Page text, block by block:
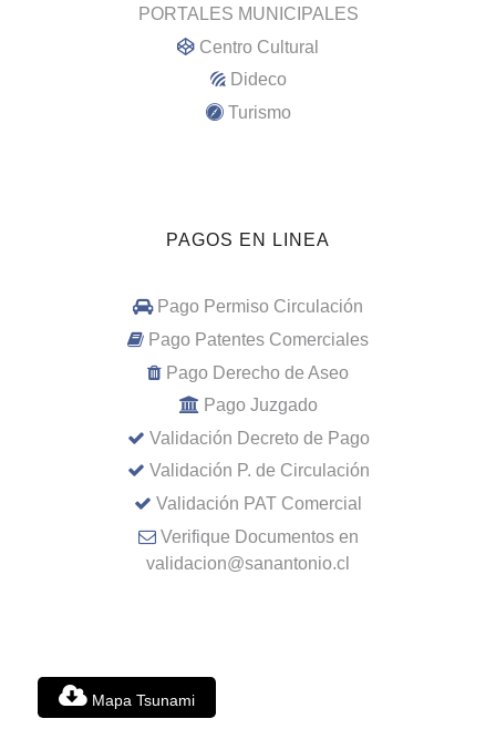
PORTALES MUNICIPALES
Centro Cultural
Dideco
Turismo
PAGOS EN LINEA
Pago Permiso Circulación
Pago Patentes Comerciales
Pago Derecho de Aseo
Pago Juzgado
Validación Decreto de Pago
Validación P. de Circulación
Validación PAT Comercial
Verifique Documentos en
validacion@sanantonio.cl
Mapa Tsunami